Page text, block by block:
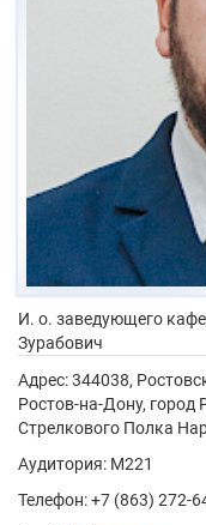
И. о. заведующего
Зурабович
Адрес:344038,
Ростов-на-Дону, город
Стрелкового Полка
Аудитория: М221
Телефон: +7 (863) 272-